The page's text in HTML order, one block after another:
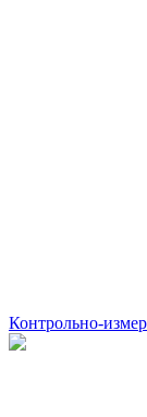
Контрольно-